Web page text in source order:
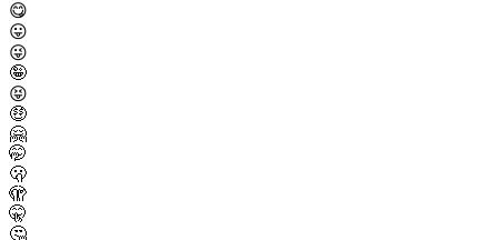
😋
😛
😜
🤪
😝
🤑
🤗
🤭
🫢
🫣
🤫
🤔